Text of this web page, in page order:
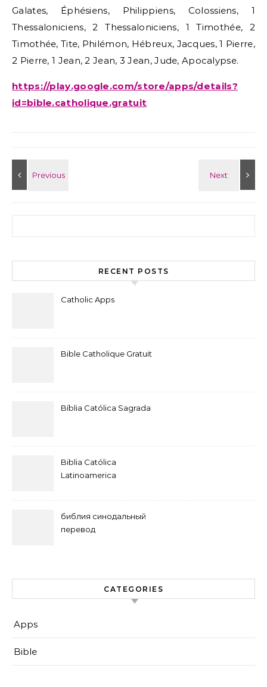
Galates, Éphésiens, Philippiens, Colossiens, 1
Thessaloniciens, 2 Thessaloniciens, 1 Timothée, 2
Timothée, Tite, Philémon, Hébreux, Jacques, 1 Pierre,
2 Pierre, 1 Jean, 2 Jean, 3 Jean, Jude, Apocalypse.
https://play.google.com/store/apps/details?
id=bible.catholique.gratuit
RECENT POSTS
Catholic Apps
Bible Catholique Gratuit
Bíblia Católica Sagrada
Biblia Católica
Latinoamerica
библия синодальный
перевод
CATEGORIES
Apps
Bible